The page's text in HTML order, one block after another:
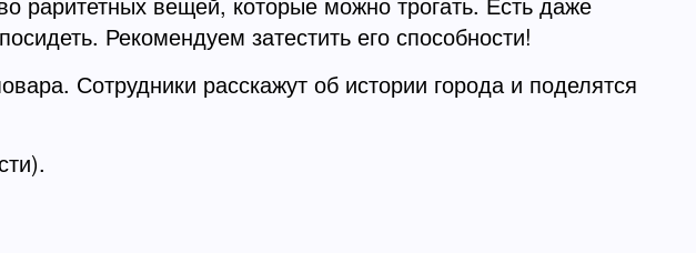
Рекомендуем затестить его способности!
Сотрудники расскажут об истории города и поделятся